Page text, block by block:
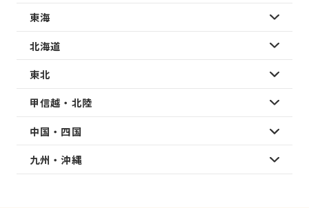
東海
北海道
東北
甲信越・北陸
中国・四国
九州・沖縄